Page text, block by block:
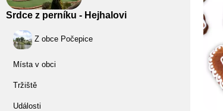
Srdce z perníku - Hejhalovi
Z obce Počepice
Místa v obci
Tržiště
Události